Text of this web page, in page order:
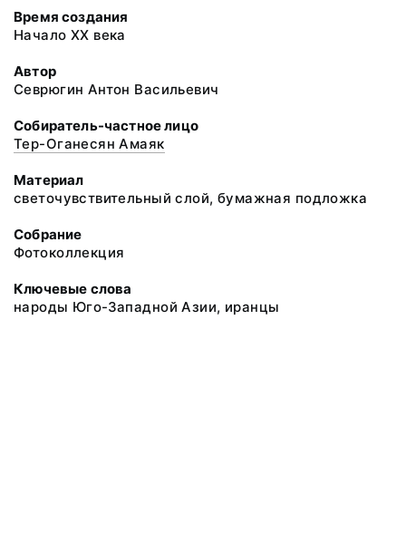
Время создания
Начало XX века
Автор
Севрюгин Антон Васильевич
Собиратель-частное лицо
Тер-Оганесян Амаяк
Материал
светочувствительный слой, бумажная подложка
Собрание
Фотоколлекция
Ключевые слова
народы Юго-Западной Азии, иранцы